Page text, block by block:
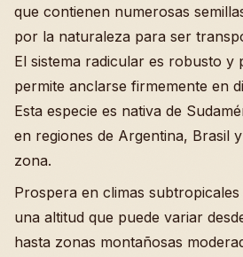
que contienen numerosas
por la naturaleza para ser
El sistema radicular es robusto y
permite anclarse firmemente en
Esta especie es nativa de
en regiones de Argentina, Brasil
zona.
Prospera en climas
una altitud que puede variar
hasta zonas montañosas